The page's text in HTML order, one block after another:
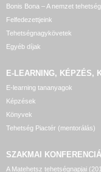
Bonis Bona – A nemzet
Felfedezettjeink
Tehetségnagykövetek
Egyéb díjak
E-LEARNING, KÉPZÉS,
E-learning tananyagok
Képzések
Könyvek
Tehetség Piactér (mentorálás)
SZAKMAI
A Matehetsz tehetségnapjai